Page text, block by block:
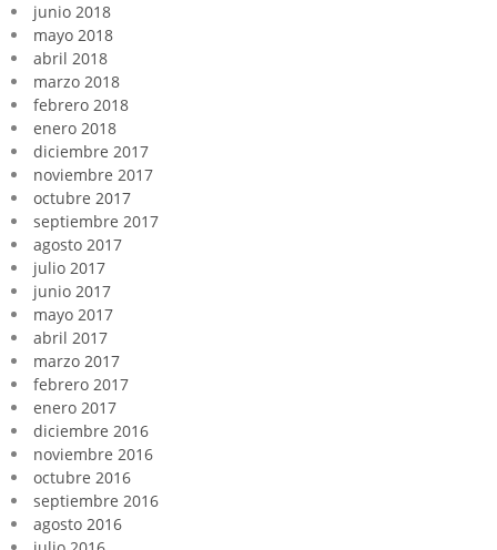
junio 2018
mayo 2018
abril 2018
marzo 2018
febrero 2018
enero 2018
diciembre 2017
noviembre 2017
octubre 2017
septiembre 2017
agosto 2017
julio 2017
junio 2017
mayo 2017
abril 2017
marzo 2017
febrero 2017
enero 2017
diciembre 2016
noviembre 2016
octubre 2016
septiembre 2016
agosto 2016